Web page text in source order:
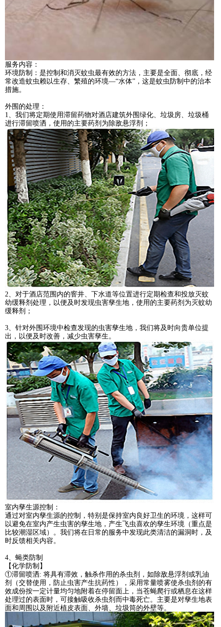
服务内容：
环境防制：是控制和消灭蚊虫最有效的方法，主要是全面、彻底，经
常改造蚊虫赖以生存、繁殖的环境—“水体”，这是蚊虫防制中的治本
措施。
外围的处理：
1、我们将定期使用滞留药物对酒店建筑外围绿化、垃圾房、垃圾桶
进行滞留喷洒，使用的主要药剂为除敌悬浮剂；
2、对于酒店范围内的窨井、下水道等位置进行定期检查和投放灭蚊
幼缓释剂处理，以便及时发现虫害孳生地，使用的主要药剂为灭蚊幼
缓释剂；
3、针对外围环境中检查发现的虫害孳生地，我们将及时向贵单位提
出，以便及时改善，减少虫害孳生。
室内孳生源控制：
通过对室内孳生源的控制，特别是保持室内良好卫生的环境，这样可
以避免在室内产生虫害的孳生地，产生飞虫喜欢的孳生环境（重点是
比较潮湿区域）。我们将在日常的服务中发现此类清洁的漏洞时，及
时反馈相关内容。
4、蝇类防制
【化学防制】
①滞留喷洒: 将具有滞效，触杀作用的杀虫剂，如除敌悬浮剂或乳油
剂（交替使用，防止虫害产生抗药性），采用常量喷雾使杀虫剂的有
效成份按一定计量均匀地附着在停留面上，当苍蝇爬行或栖息在这样
处理过的表面时，可接触吸收杀虫剂而中毒死亡。主要是对孳生地表
面和周围以及附近植皮表面、外墙、垃圾筒的外壁等。